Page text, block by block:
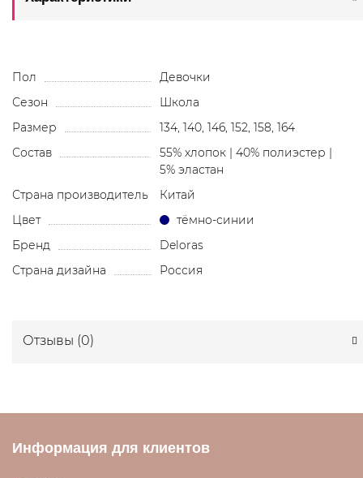
Пол
Девочки
Сезон
Школа
Размер
134, 140, 146, 152, 158, 164
Состав
55% хлопок | 40% полиэстер |
5% эластан
Страна производитель
Китай
Цвет
тёмно-синии
Бренд
Deloras
Страна дизайна
Россия
Отзывы (0)
Информация для клиентов